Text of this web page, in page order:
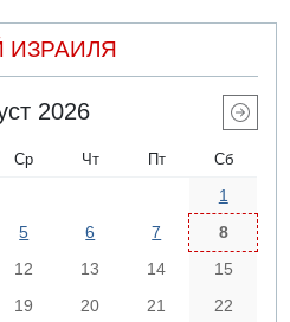
ИЗРАИЛЯ
2026
Ср Чт Пт Сб
1
5 6 7
8
12 13 14
15
19 20 21
22